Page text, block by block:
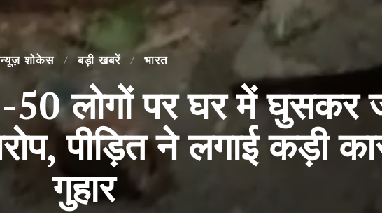
न्यूज़ शोकेस बड़ी खबरें भारत
लोगों पर घर में घुसकर
पीड़ित ने लगाई कड़ी
गुहार